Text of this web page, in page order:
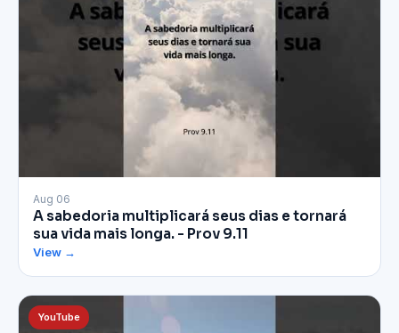
▶
Aug 06
A sabedoria multiplicará seus dias e tornará
sua vida mais longa. - Prov 9.11
View →
YouTube